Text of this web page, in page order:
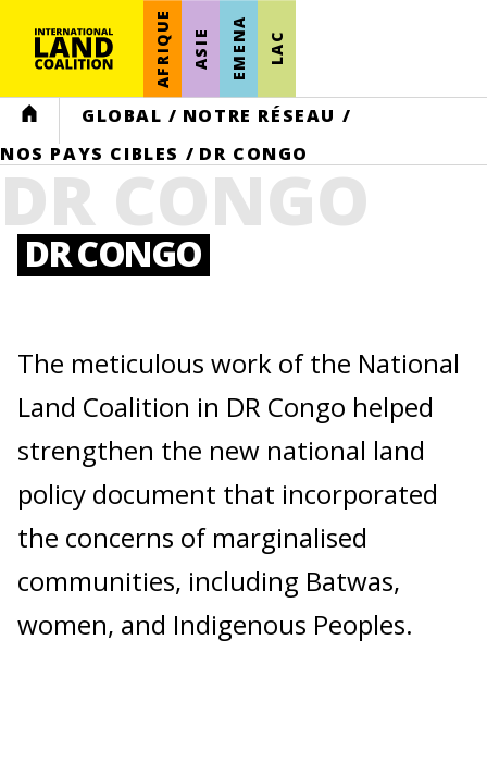
AFRIQUE ASIE EMENA LAC
HOME GLOBAL / NOTRE RÉSEAU /
NOS PAYS CIBLES / DR CONGO
DR CONGO
DR CONGO
The meticulous work of the National
Land Coalition in DR Congo helped
strengthen the new national land
policy document that incorporated
the concerns of marginalised
communities, including Batwas,
women, and Indigenous Peoples.